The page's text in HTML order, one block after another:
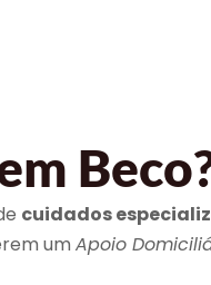
cuidados
um Apoio